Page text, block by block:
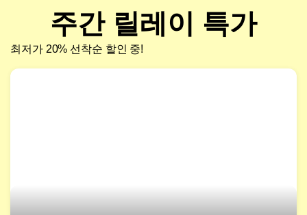
주간 릴레이 특가
최저가 20% 선착순 할인 중!